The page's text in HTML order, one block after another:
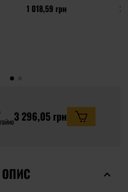
1 018,59 грн
3 296,05 грн
ОПИС